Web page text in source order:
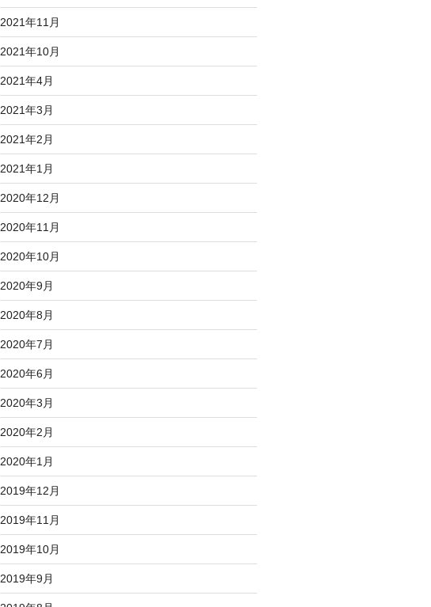
2021年11月
2021年10月
2021年4月
2021年3月
2021年2月
2021年1月
2020年12月
2020年11月
2020年10月
2020年9月
2020年8月
2020年7月
2020年6月
2020年3月
2020年2月
2020年1月
2019年12月
2019年11月
2019年10月
2019年9月